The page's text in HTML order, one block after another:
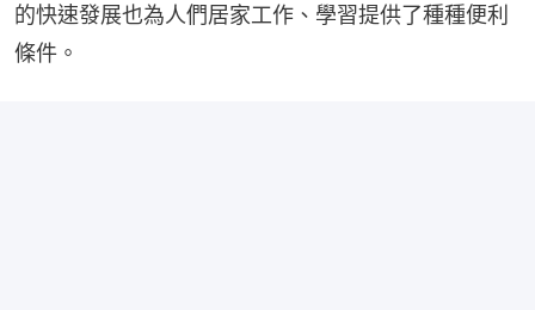
的快速發展也為人們居家工作、學習提供了種種便利
條件。